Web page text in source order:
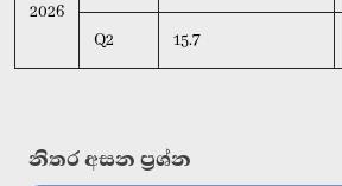
2026
Q2 15.7
නිතර අසන ප්‍රශ්න